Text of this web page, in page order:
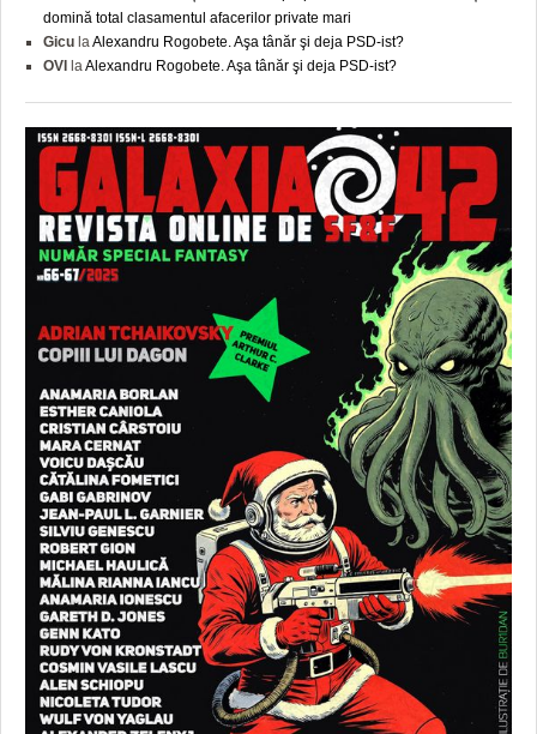
domină total clasamentul afacerilor private mari
Gicu la Alexandru Rogobete. Aşa tânăr şi deja PSD-ist?
OVI la Alexandru Rogobete. Aşa tânăr şi deja PSD-ist?